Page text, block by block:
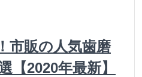
市販の人気歯磨
【2020年最新】